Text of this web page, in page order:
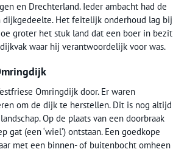
en Drechterland. Ieder ambacht had de
Het feitelijk onderhoud lag bij
groter het stuk land dat een boer in bezit
waar hij verantwoordelijk voor was.
Omringdijk door. Er waren
om de dijk te herstellen. Dit is nog altijd
Op de plaats van een doorbraak
gat (een ‘wiel’) ontstaan. Een goedkope
met een binnen- of buitenbocht omheen